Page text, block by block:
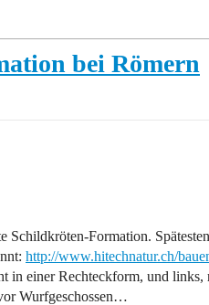
bei Römern
Schildkröten-Formation.
http://www.hitechnatur.ch/
in einer Rechteckform, und links,
Wurfgeschossen…